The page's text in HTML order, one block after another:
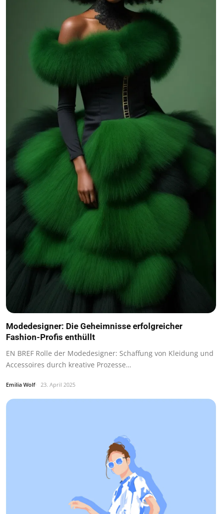
Modedesigner: Die Geheimnisse erfolgreicher
Fashion-Profis enthüllt
EN BREF Rolle der Modedesigner: Schaffung von Kleidung und
Accessoires durch kreative Prozesse…
Emilia Wolf 23. April 2025